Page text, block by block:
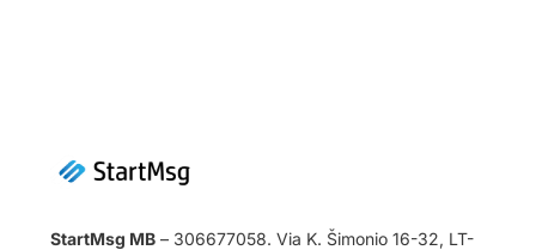
StartMsg MB – 306677058. Via K. Šimonio 16-32, LT-